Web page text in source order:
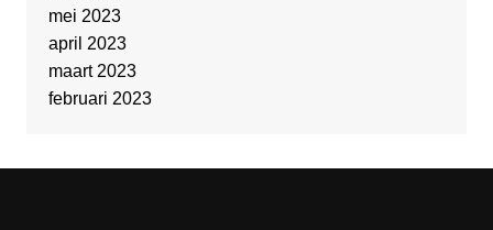
mei 2023
april 2023
maart 2023
februari 2023